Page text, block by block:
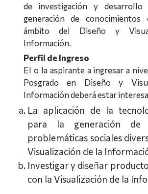
de investigación y
generación de
ámbito del Diseño y
Información.
Perfil de Ingreso
El o la aspirante a ingresar a
Posgrado en Diseño y
Información deberá estar
La aplicación de la
para la generación de
problemáticas sociales
Visualización de la
Investigar y diseñar
con la Visualización de la